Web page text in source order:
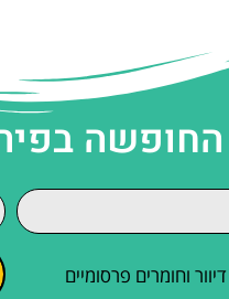
החופשה
וחומרים פרסומיים